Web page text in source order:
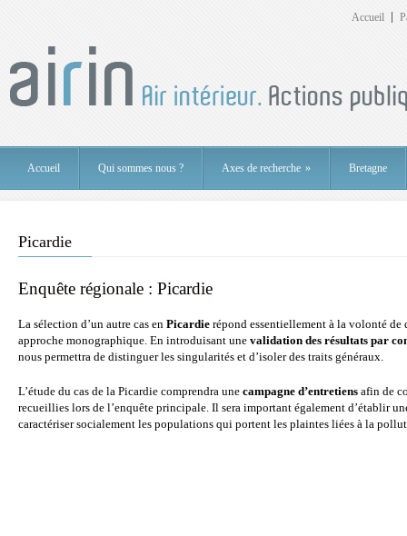
Accueil
Accueil Qui sommes nous ? Axes de recherche » Bretagne
Picardie
Enquête régionale : Picardie
La sélection d’un autre cas en Picardie répond essentiellement à la volonté de
approche monographique. En introduisant une validation des résultats par
nous permettra de distinguer les singularités et d’isoler des traits généraux.
L’étude du cas de la Picardie comprendra une campagne d’entretiens afin de
recueillies lors de l’enquête principale. Il sera important également d’établir
caractériser socialement les populations qui portent les plaintes liées à la